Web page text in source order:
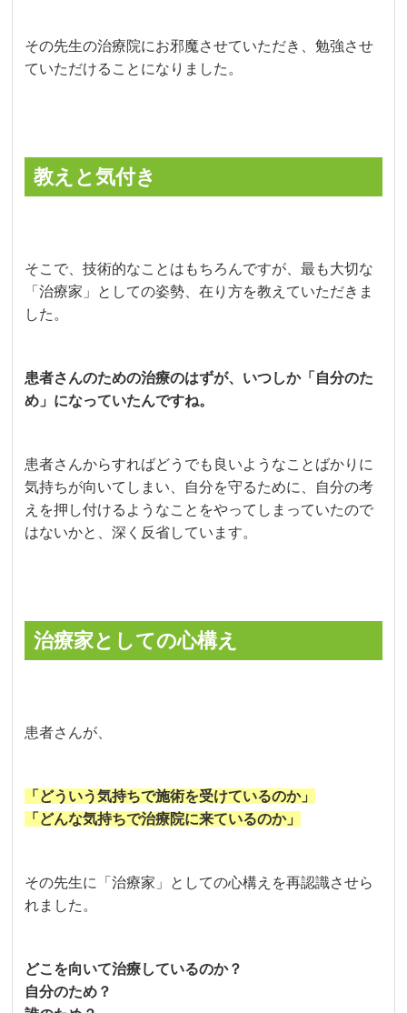
その先生の治療院にお邪魔させていただき、勉強させ
ていただけることになりました。
教えと気付き
そこで、技術的なことはもちろんですが、最も大切な
「治療家」としての姿勢、在り方を教えていただきま
した。
患者さんのための治療のはずが、いつしか「自分のた
め」になっていたんですね。
患者さんからすればどうでも良いようなことばかりに
気持ちが向いてしまい、自分を守るために、自分の考
えを押し付けるようなことをやってしまっていたので
はないかと、深く反省しています。
治療家としての心構え
患者さんが、
「どういう気持ちで施術を受けているのか」
「どんな気持ちで治療院に来ているのか」
その先生に「治療家」としての心構えを再認識させら
れました。
どこを向いて治療しているのか？
自分のため？